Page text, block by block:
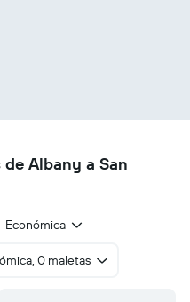
Albany a San
Económica
0 maletas